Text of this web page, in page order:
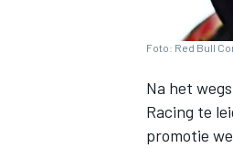
WEC
Foto: Red Bull
Na het
Racing te
promotie